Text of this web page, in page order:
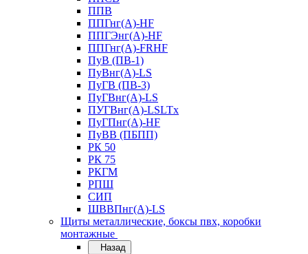
ППВ
ППГнг(А)-HF
ППГЭнг(А)-HF
ППГнг(А)-FRHF
ПуВ (ПВ-1)
ПуВнг(А)-LS
ПуГВ (ПВ-3)
ПуГВнг(А)-LS
ПУГВнг(А)-LSLTx
ПуГПнг(А)-HF
ПуВВ (ПБПП)
РК 50
РК 75
РКГМ
РПШ
СИП
ШВВПнг(А)-LS
Щиты металлические, боксы пвх, коробки
монтажные
Назад